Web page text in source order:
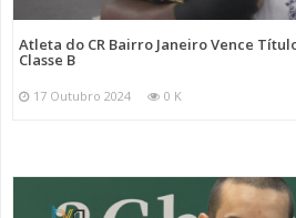
Atleta do CR Bairro Janeiro Vence
Classe B
17 Outubro 2024 0 K